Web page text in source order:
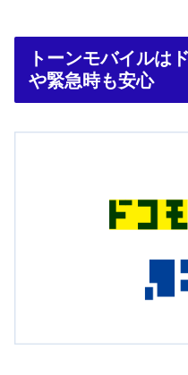
トーンモバイルは
や緊急時も安心